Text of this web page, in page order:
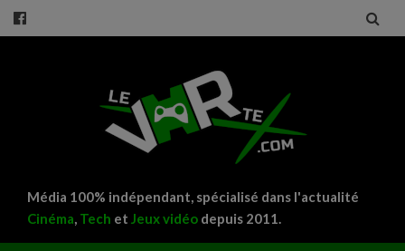
Média 100% indépendant, spécialisé dans l'actualité
Cinéma, Tech et Jeux vidéo depuis 2011.